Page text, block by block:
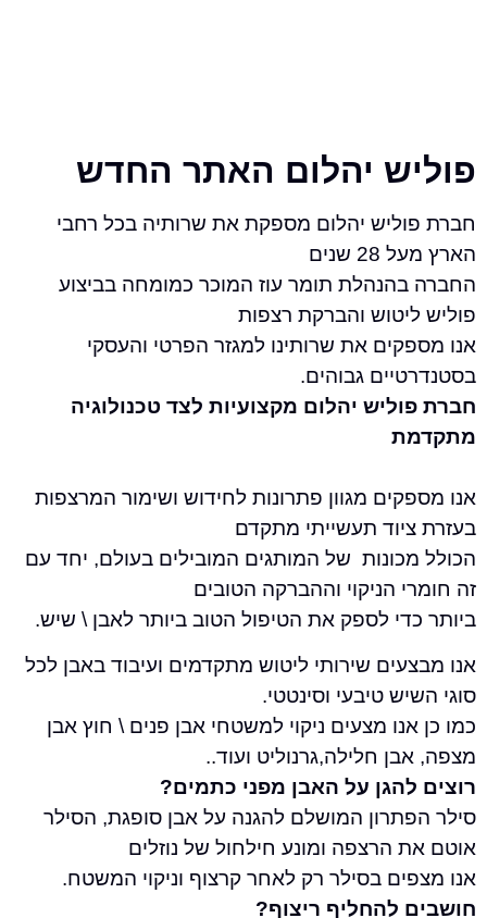
יהלום האתר החדש
יהלום מספקת את שרותיה בכל רחבי
תומר עוז המוכר כמומחה בביצוע
והברקת רצפות
את שרותינו למגזר הפרטי והעסקי
גבוהים.
יהלום מקצועיות לצד טכנולוגיה
מגוון פתרונות לחידוש ושימור המרצפות
תעשייתי מתקדם
של המותגים המובילים בעולם, יחד עם
הניקוי וההברקה הטובים
לספק את הטיפול הטוב ביותר לאבן \ שיש.
שירותי ליטוש מתקדמים ועיבוד באבן לכל
טיבעי וסינטטי.
מצעים ניקוי למשטחי אבן פנים \ חוץ אבן
חלילה,גרנוליט ועוד..
על האבן מפני כתמים?
המושלם להגנה על אבן סופגת, הסילר
הרצפה ומונע חילחול של נוזלים
בסילר רק לאחר קרצוף וניקוי המשטח.
להחליף ריצוף?